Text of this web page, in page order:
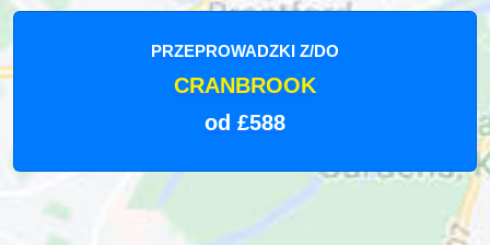
PRZEPROWADZKI Z/DO
CRANBROOK
od £588